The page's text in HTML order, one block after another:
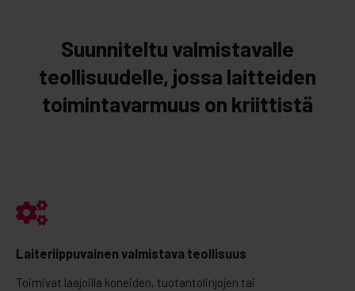
Suunniteltu valmistavalle
teollisuudelle, jossa laitteiden
toimintavarmuus on kriittistä
Laiteriippuvainen valmistava teollisuus
Toimivat laajoilla koneiden, tuotantolinjojen tai